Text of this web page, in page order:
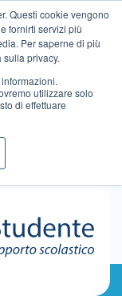
Questi cookie vengono
fornirti servizi più
Per saperne di più
privacy.
utilizzare solo
di effettuare